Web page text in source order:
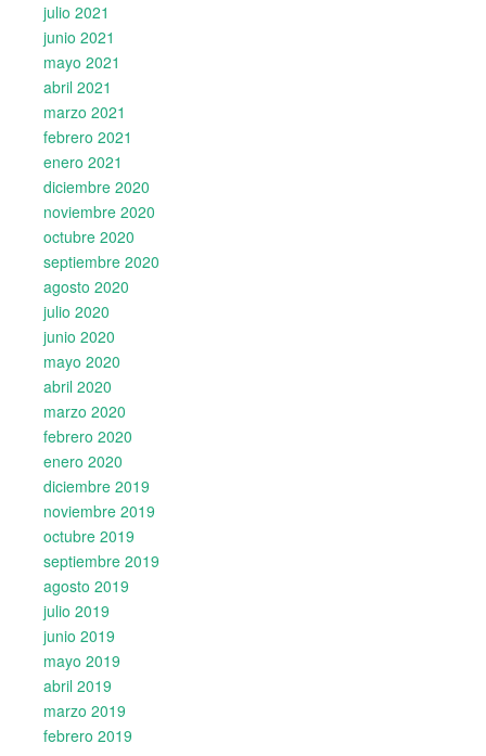
julio 2021
junio 2021
mayo 2021
abril 2021
marzo 2021
febrero 2021
enero 2021
diciembre 2020
noviembre 2020
octubre 2020
septiembre 2020
agosto 2020
julio 2020
junio 2020
mayo 2020
abril 2020
marzo 2020
febrero 2020
enero 2020
diciembre 2019
noviembre 2019
octubre 2019
septiembre 2019
agosto 2019
julio 2019
junio 2019
mayo 2019
abril 2019
marzo 2019
febrero 2019